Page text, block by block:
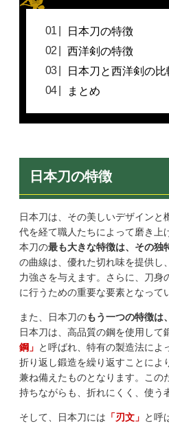
日本刀の特徴
西洋剣の特徴
日本刀と西洋剣の比
まとめ
日本刀の特徴
日本刀は、その美しいデザインと
代を経て職人たちによって磨き上
本刀の最も大きな特徴は、その独
の曲線は、優れた切れ味を提供し
力強さを与えます。さらに、刀身
に行うための重要な要素となって
また、日本刀のもう一つの特徴は
日本刀は、高品質の鋼を使用して
鋼」 と呼ばれ、特有の製造法によ
折り返し鍛造を繰り返すことによ
兼ね備えたものとなります。この
持ちながらも、折れにくく、使う
そして、日本刀には 「刃文」 と呼